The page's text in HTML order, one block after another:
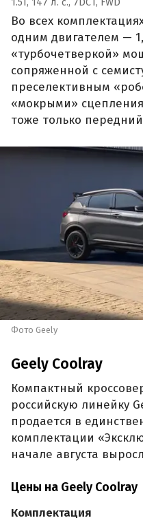
Во всех
одним двигателем —
«турбочетверкой»
сопряженной с
преселективным
«мокрыми»
тоже только
Фото Geely
Geely Coolray
Компактный
российскую линейку
продается в
комплектации
начале августа
Цены на Geely Coolray
Комплектация